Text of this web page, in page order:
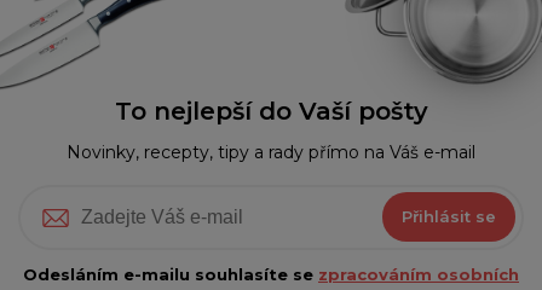
To nejlepší do Vaší pošty
Novinky, recepty, tipy a rady přímo na Váš e-mail
Přihlásit se
Odesláním e-mailu souhlasíte se zpracováním osobních